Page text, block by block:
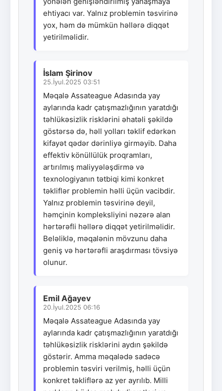
ehtiyacı var. Yalnız problemin təsvirinə
yox, həm də mümkün həllərə diqqət
yetirilməlidir.
İslam Şirinov
25.İyul.2025 03:51
Məqalə Assateague Adasında yay
aylarında kadr çatışmazlığının yaratdığı
təhlükəsizlik risklərini əhatəli şəkildə
göstərsə də, həll yolları təklif edərkən
kifayət qədər dərinliyə girməyib. Daha
effektiv könüllülük proqramları,
artırılmış maliyyələşdirmə və
texnologiyanın tətbiqi kimi konkret
təkliflər problemin həlli üçün vacibdir.
Yalnız problemin təsvirinə deyil,
həmçinin kompleksliyini nəzərə alan
hərtərəfli həllərə diqqət yetirilməlidir.
Beləliklə, məqalənin mövzunu daha
geniş və hərtərəfli araşdırması tövsiyə
olunur.
Emil Ağayev
20.İyul.2025 06:16
Məqalə Assateague Adasında yay
aylarında kadr çatışmazlığının yaratdığı
təhlükəsizlik risklərini aydın şəkildə
göstərir. Amma məqalədə sadəcə
problemin təsviri verilmiş, həlli üçün
konkret təkliflərə az yer ayrılıb. Milli